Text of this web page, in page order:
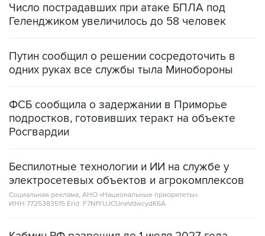
Число пострадавших при атаке БПЛА под
Геленджиком увеличилось до 58 человек
Путин сообщил о решении сосредоточить в
одних руках все службы тыла Минобороны
ФСБ сообщила о задержании в Приморье
подростков, готовивших теракт на объекте
Росгвардии
Беспилотные технологии и ИИ на службе у
электросетевых объектов и агрокомплексов
Социальная реклама, АНО «Национальные приоритеты».
ИНН 7725383515 Erid: F7NfYUJCUneVdwcydK6A